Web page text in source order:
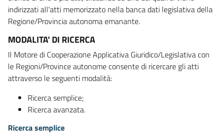
indirizzati all'atti memorizzato nella banca dati legislativa della
Regione/Provincia autonoma emanante.
MODALITA' DI RICERCA
Il Motore di Cooperazione Applicativa Giuridico/Legislativa con
le Regioni/Province autonome consente di ricercare gli atti
attraverso le seguenti modalità:
Ricerca semplice;
Ricerca avanzata.
Ricerca semplice